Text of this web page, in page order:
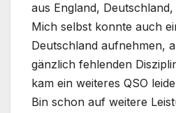
aus England,
Mich selbst konnte auch
Deutschland aufnehmen,
gänzlich fehlenden
kam ein weiteres QSO
Bin schon auf weitere